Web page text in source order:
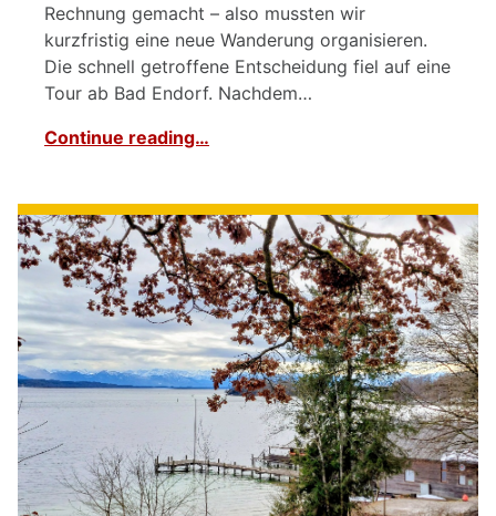
Rechnung gemacht – also mussten wir
kurzfristig eine neue Wanderung organisieren.
Die schnell getroffene Entscheidung fiel auf eine
Tour ab Bad Endorf. Nachdem…
Continue reading…